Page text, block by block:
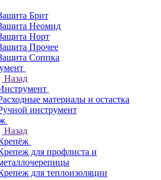
Брит
Неомид
Норт
Прочее
Соппка
Назад
материалы и остастка
инструмент
Назад
для профлиста и
для теплоизоляции